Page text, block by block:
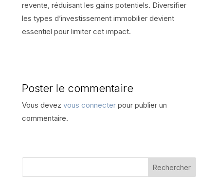
revente, réduisant les gains potentiels. Diversifier
les types d’investissement immobilier devient
essentiel pour limiter cet impact.
Poster le commentaire
Vous devez vous connecterpour publier un
commentaire.
Rechercher